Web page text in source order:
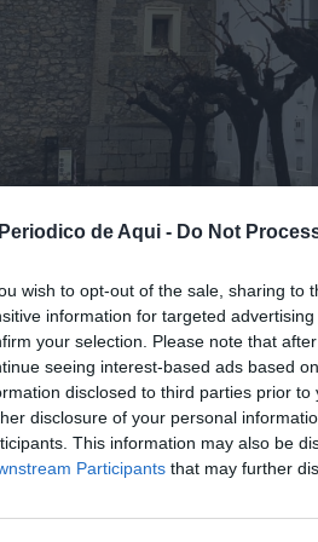
de Aqui - Do Not
wish to opt-out of the sale, sharing to
information for targeted
your selection. Please note that
seeing interest-based ads based
disclosed to third parties prior
disclosure of your personal
This information may also be
Participants that may further
obras de mejora. / EPDA
como fuente preferida de Google
demandados por los vecinos
de